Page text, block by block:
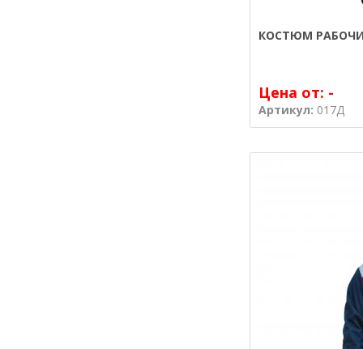
КОСТЮМ
Цена от: -
Артикул: 017Д